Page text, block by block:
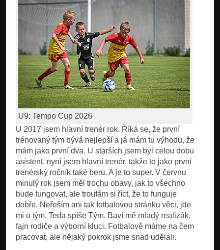
U9: Tempo Cup 2026
U 2017 jsem hlavní trenér rok. Říká se, že první
trénovaný tým bývá nejlepší a já mám tu výhodu, že
mám jako první dva. U starších jsem byl celou dobu
asistent, nyní jsem hlavní trenér, takže to jako první
trenérský ročník také beru. A je to super. V červnu
minulý rok jsem měl trochu obavy, jak to všechno
bude fungovat, ale troufám si říct, že to funguje
dobře. Neřeším ani tak fotbalovou stránku věci, jde
mi o tým. Teda spíše Tým. Baví mě mladý realizák,
fajn rodiče a výborní kluci. Fotbalově máme na čem
pracovat, ale nějaký pokrok jsme snad udělali.